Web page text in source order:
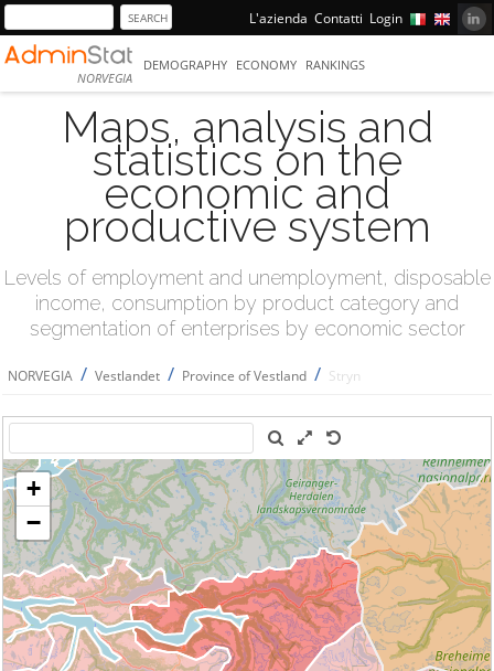
L'azienda Contatti Login
NORVEGIA
DEMOGRAPHY ECONOMY RANKINGS
Maps, analysis and
statistics on the
economic and
productive system
Levels of employment and unemployment, disposable
income, consumption by product category and
segmentation of enterprises by economic sector
NORVEGIA / Vestlandet / Province of Vestland / Stryn